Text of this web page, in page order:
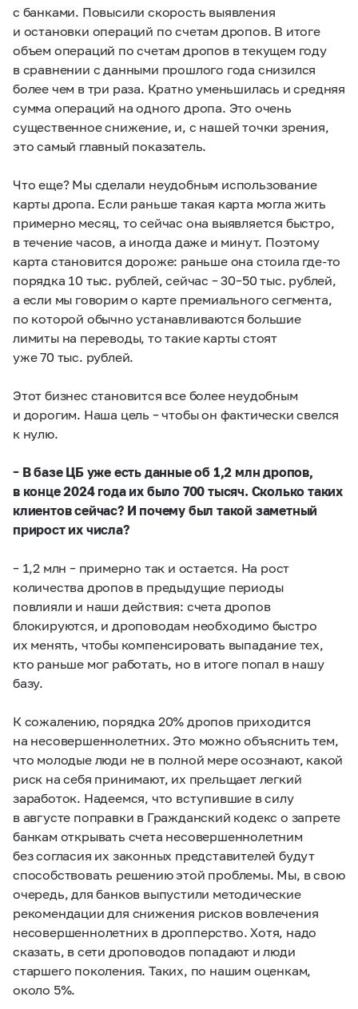
с банками. Повысили скорость выявления
и остановки операций по счетам дропов. В итоге
объем операций по счетам дропов в текущем году
в сравнении с данными прошлого года снизился
более чем в три раза. Кратно уменьшилась и средняя
сумма операций на одного дропа. Это очень
существенное снижение, и, с нашей точки зрения,
это самый главный показатель.
Что еще? Мы сделали неудобным использование
карты дропа. Если раньше такая карта могла жить
примерно месяц, то сейчас она выявляется быстро,
в течение часов, а иногда даже и минут. Поэтому
карта становится дороже: раньше она стоила где-то
порядка 10 тыс. рублей, сейчас – 30–50 тыс. рублей,
а если мы говорим о карте премиального сегмента,
по которой обычно устанавливаются большие
лимиты на переводы, то такие карты стоят
уже 70 тыс. рублей.
Этот бизнес становится все более неудобным
и дорогим. Наша цель – чтобы он фактически свелся
к нулю.
– В базе ЦБ уже есть данные об 1,2 млн дропов,
в конце 2024 года их было 700 тысяч. Сколько таких
клиентов сейчас? И почему был такой заметный
прирост их числа?
– 1,2 млн – примерно так и остается. На рост
количества дропов в предыдущие периоды
повлияли и наши действия: счета дропов
блокируются, и дроповодам необходимо быстро
их менять, чтобы компенсировать выпадание тех,
кто раньше мог работать, но в итоге попал в нашу
базу.
К сожалению, порядка 20% дропов приходится
на несовершеннолетних. Это можно объяснить тем,
что молодые люди не в полной мере осознают, какой
риск на себя принимают, их прельщает легкий
заработок. Надеемся, что вступившие в силу
в августе поправки в Гражданский кодекс о запрете
банкам открывать счета несовершеннолетним
без согласия их законных представителей будут
способствовать решению этой проблемы. Мы, в свою
очередь, для банков выпустили методические
рекомендации для снижения рисков вовлечения
несовершеннолетних в дропперство. Хотя, надо
сказать, в сети дроповодов попадают и люди
старшего поколения. Таких, по нашим оценкам,
около 5%.